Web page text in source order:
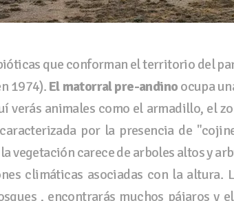
que conforman el territorio del
1974). El matorral pre-andino ocupa
verás animales como el armadillo, el
caracterizada por la presencia de
vegetación carece de arboles altos y
climáticas asociadas con la altura.
, encontrarás muchos pájaros y